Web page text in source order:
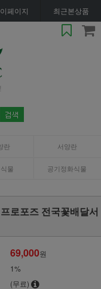
페이지 최근본상품
란 서양란
물 공기정화식물
로포즈 전국꽃배달서
69,000원
1%
(무료)